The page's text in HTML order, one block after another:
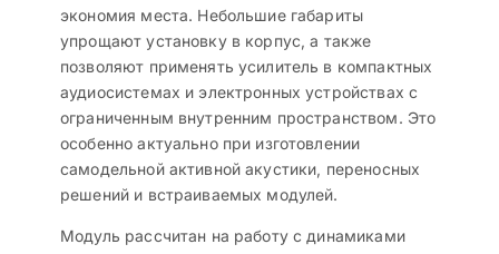
экономия места. Небольшие габариты
упрощают установку в корпус, а также
позволяют применять усилитель в компактных
аудиосистемах и электронных устройствах с
ограниченным внутренним пространством. Это
особенно актуально при изготовлении
самодельной активной акустики, переносных
решений и встраиваемых модулей.
Модуль рассчитан на работу с динамиками